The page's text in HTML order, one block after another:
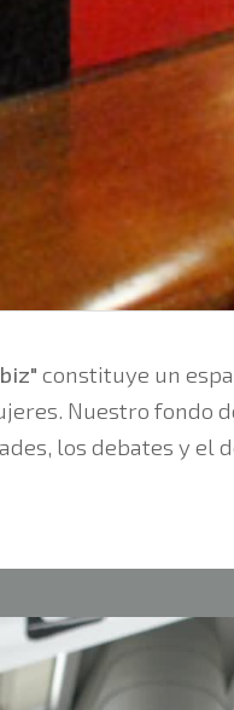
constituye un
Nuestro fondo
los debates y